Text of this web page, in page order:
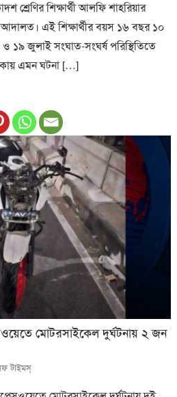
শ্রেণির শিক্ষার্থী আলফি শাহরিয়ার
আদালত। এই শিক্ষার্থীর বয়স ১৬ বছর ১০
১৯ জুলাই সংঘাত-সংঘর্ষ পরিস্থিতিতে
এমন ঘটনা […]
মোটরসাইকেল দুর্ঘটনায় ২ জন
টাইমস্